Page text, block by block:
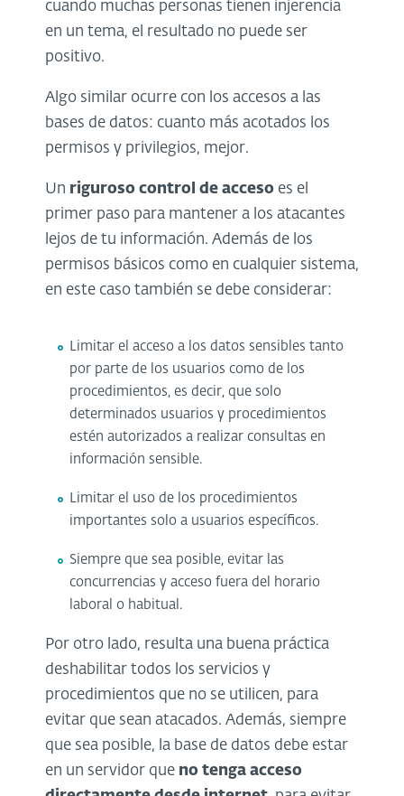
cuando muchas personas tienen injerencia
en un tema, el resultado no puede ser
positivo.
Algo similar ocurre con los accesos a las
bases de datos: cuanto más acotados los
permisos y privilegios, mejor.
Un riguroso control de acceso es el
primer paso para mantener a los atacantes
lejos de tu información. Además de los
permisos básicos como en cualquier sistema,
en este caso también se debe considerar:
Limitar el acceso a los datos sensibles tanto
por parte de los usuarios como de los
procedimientos, es decir, que solo
determinados usuarios y procedimientos
estén autorizados a realizar consultas en
información sensible.
Limitar el uso de los procedimientos
importantes solo a usuarios específicos.
Siempre que sea posible, evitar las
concurrencias y acceso fuera del horario
laboral o habitual.
Por otro lado, resulta una buena práctica
deshabilitar todos los servicios y
procedimientos que no se utilicen, para
evitar que sean atacados. Además, siempre
que sea posible, la base de datos debe estar
en un servidor que no tenga acceso